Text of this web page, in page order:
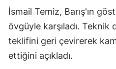
İsmail Temiz, Barış'ın
övgüyle karşıladı.
teklifini geri çevirerek
ettiğini açıkladı.